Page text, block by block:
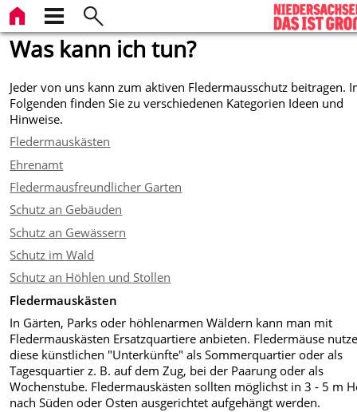
Was kann ich tun?
­Jeder von uns kann zum aktiven Fledermausschutz beitragen.
Folgenden finden Sie zu verschiedenen Kategorien Ideen und
Hinweise.
Fledermauskästen
Ehrenamt
Fledermausfreundlicher Garten
Schutz an Gebäuden
Schutz an Gewässern
Schutz im Wald
Schutz an Höhlen und Stollen
Fledermauskästen
In Gärten, Parks oder höhlenarmen Wäldern kann man mit
Fledermauskästen Ersatzquartiere anbieten. Fleder­mäuse
diese künstlichen "Unterkünfte" als Sommerquartier oder als
Tagesquartier z. B. auf dem Zug, bei der Paarung oder als
Wochenstube. Fledermauskästen sollten möglichst in 3 - 5 m
nach Süden oder Osten ausgerichtet aufgehängt werden.